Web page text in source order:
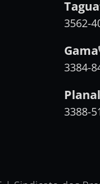
3562-
Gama
3384-
3388-